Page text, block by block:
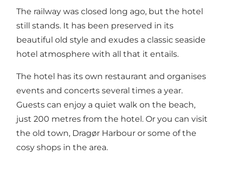
The railway was closed long ago, but the hotel
still stands. It has been preserved in its
beautiful old style and exudes a classic seaside
hotel atmosphere with all that it entails.
The hotel has its own restaurant and organises
events and concerts several times a year.
Guests can enjoy a quiet walk on the beach,
just 200 metres from the hotel. Or you can visit
the old town, Dragør Harbour or some of the
cosy shops in the area.